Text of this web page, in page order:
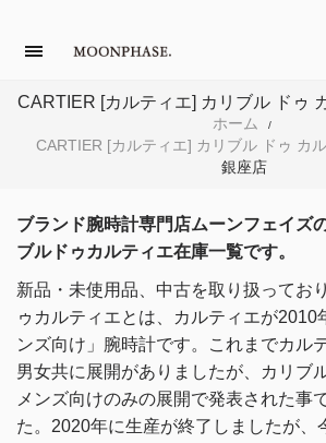
CARTIER [カルティエ] カリブル ドゥ
ホーム /
CARTIER [カルティエ] カリブル ドゥ カ
銀座店
ブランド腕時計専門店ムーンフェイズ
ブルドゥカルティエ在庫一覧です。
新品・未使用品、中古を取り扱ってお
ゥカルティエとは、カルティエが2010
ンズ向け」腕時計です。
これまでカル
男女共に展開がありましたが、
カリブ
メンズ向けのみの展開で発表された事
た。 2020年に生産が終了しましたが、